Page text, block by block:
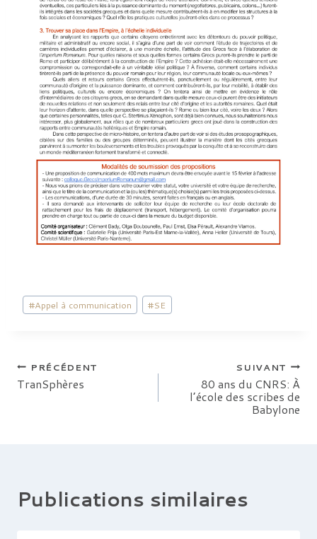
Étiquettes
de
#Appel à communication #SE
Navigation
PRÉCÉDENT
TranSphères
SUIVANT
80 ans du CNRS: À
l’école des scribes de
Babylone
Publications similaires